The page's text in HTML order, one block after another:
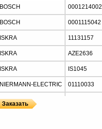
BOSCH 0001214002
BOSCH 0001115042
ISKRA 11131157
ISKRA AZE2636
ISKRA IS1045
NIERMANN-ELECTRIC 01110033